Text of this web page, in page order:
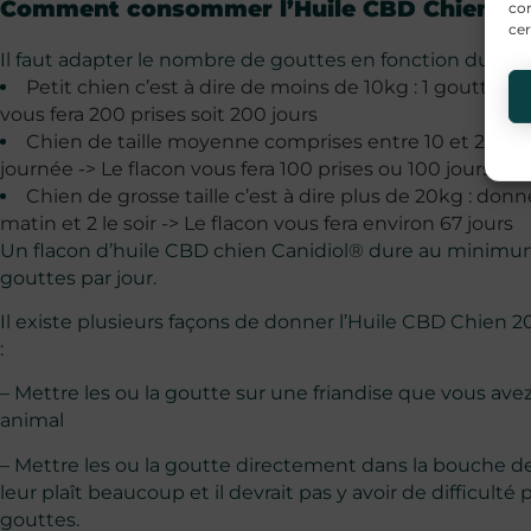
Comment consommer l’Huile CBD Chien
Il faut adapter le nombre de gouttes en fonction du
Petit chien c’est à dire de moins de 10kg : 1 goutte
vous fera 200 prises soit 200 jours
Chien de taille moyenne comprises entre 10 et 20kg
journée -> Le flacon vous fera 100 prises ou 100 jours
Chien de grosse taille c’est à dire plus de 20kg :
matin et 2 le soir -> Le flacon vous fera environ 67 jours
Un flacon d’huile CBD chien Canidiol® dure au
gouttes par jour.
Il existe plusieurs façons de donner l’Huile CBD Chien
:
– Mettre les ou la goutte sur une friandise que vous
animal
– Mettre les ou la goutte directement dans la bouche
leur plaît beaucoup et il devrait pas y avoir de difficulté
gouttes.